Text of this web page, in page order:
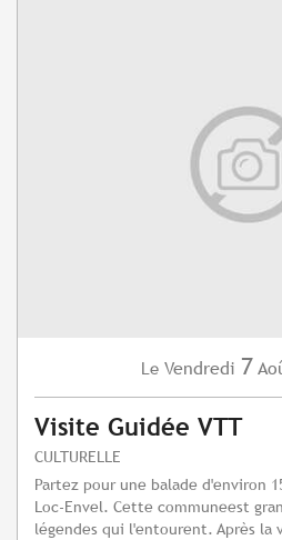
Le Vendredi 7
Visite Guidée VTT
CULTURELLE
Partez pour une balade d'environ
Loc-Envel. Cette communeest
légendes qui l'entourent. Après la